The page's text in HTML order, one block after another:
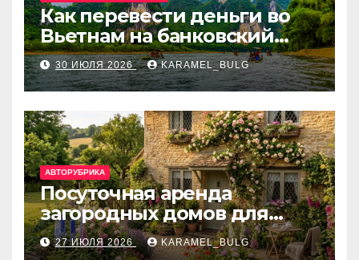
Как перевести деньги во
Вьетнам на банковский
счёт: VietcomBank, BIDV,
Techcombank и другие
банки
30 ИЮЛЯ 2026 KARAMEL_BULG
АВТОРУБРИКА
Посуточная аренда
загородных домов для
отдыха
27 ИЮЛЯ 2026 KARAMEL_BULG